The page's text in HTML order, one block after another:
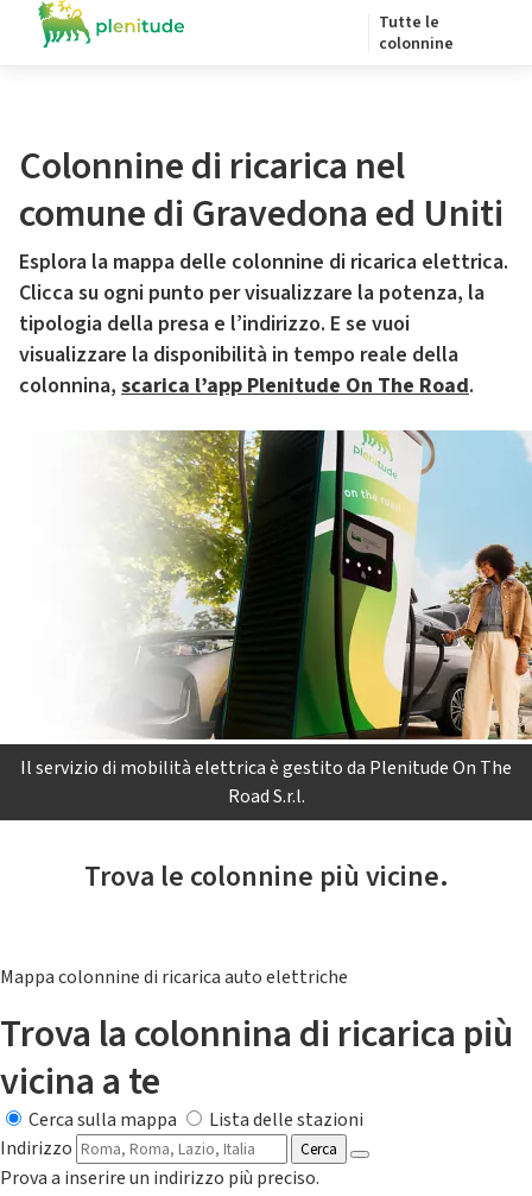
Tutte le
colonnine
Colonnine di ricarica nel
comune di Gravedona ed Uniti
Esplora la mappa delle colonnine di ricarica elettrica.
Clicca su ogni punto per visualizzare la potenza, la
tipologia della presa e l’indirizzo. E se vuoi
visualizzare la disponibilità in tempo reale della
colonnina, scarica l’app Plenitude On The Road.
Il servizio di mobilità elettrica è gestito da Plenitude On The
Road S.r.l.
Trova le colonnine più vicine.
Mappa colonnine di ricarica auto elettriche
Trova la colonnina di ricarica più
vicina a te
Cerca sulla mappa
Lista delle stazioni
Indirizzo
Cerca
Prova a inserire un indirizzo più preciso.